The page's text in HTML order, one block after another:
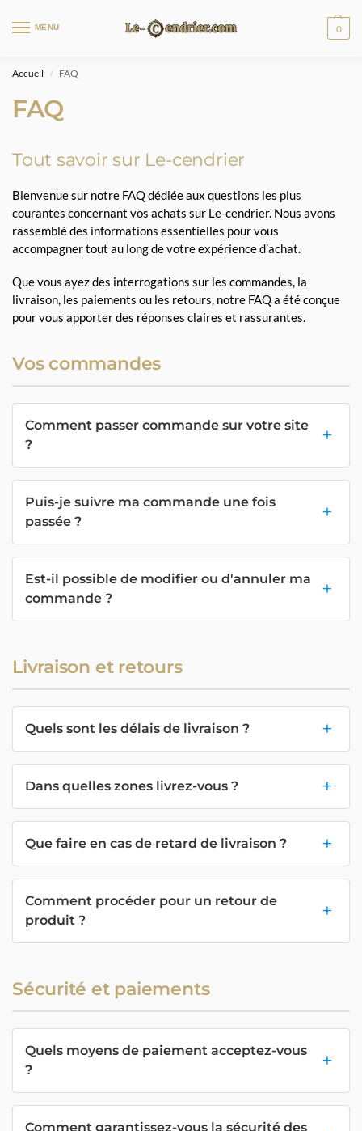
MENU 0
Accueil / FAQ
FAQ
Tout savoir sur Le-cendrier
Bienvenue sur notre FAQ dédiée aux questions les plus
courantes concernant vos achats sur Le-cendrier. Nous avons
rassemblé des informations essentielles pour vous
accompagner tout au long de votre expérience d’achat.
Que vous ayez des interrogations sur les commandes, la
livraison, les paiements ou les retours, notre FAQ a été conçue
pour vous apporter des réponses claires et rassurantes.
Vos commandes
Comment passer commande sur votre site
?
Puis-je suivre ma commande une fois
passée ?
Est-il possible de modifier ou d'annuler ma
commande ?
Livraison et retours
Quels sont les délais de livraison ?
Dans quelles zones livrez-vous ?
Que faire en cas de retard de livraison ?
Comment procéder pour un retour de
produit ?
Sécurité et paiements
Quels moyens de paiement acceptez-vous
?
Comment garantissez-vous la sécurité des